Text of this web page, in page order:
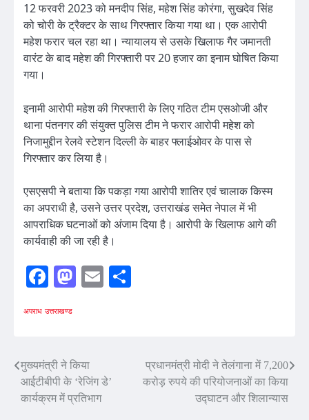
12 फरवरी 2023 को मनदीप सिंह, महेश सिंह कोरंगा, सुखदेव सिंह
को चोरी के ट्रैक्टर के साथ गिरफ्तार किया गया था। एक आरोपी
महेश फरार चल रहा था। न्यायालय से उसके खिलाफ गैर जमानती
वारंट के बाद महेश की गिरफ्तारी पर 20 हजार का इनाम घोषित किया
गया।
इनामी आरोपी महेश की गिरफ्तारी के लिए गठित टीम एसओजी और
थाना पंतनगर की संयुक्त पुलिस टीम ने फरार आरोपी महेश को
निजामुद्दीन रेलवे स्टेशन दिल्ली के बाहर फ्लाईओवर के पास से
गिरफ्तार कर लिया है।
एसएसपी ने बताया कि पकड़ा गया आरोपी शातिर एवं चालाक किस्म
का अपराधी है, उसने उत्तर प्रदेश, उत्तराखंड समेत नेपाल में भी
आपराधिक घटनाओं को अंजाम दिया है। आरोपी के खिलाफ आगे की
कार्यवाही की जा रही है।
Facebook
Mastodon
Email
अपराध उत्तराखण्ड
Post
navigation
मुख्यमंत्री ने किया
आईटीबीपी के ‘रेजिंग डे’
कार्यक्रम में प्रतिभाग
प्रधानमंत्री मोदी ने तेलंगाना में 7,200
करोड़ रुपये की परियोजनाओं का किया
उद्घाटन और शिलान्यास